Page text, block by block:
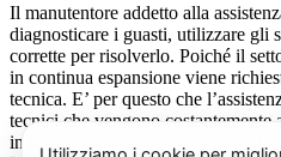
Il manutentore addetto alla
diagnosticare i guasti, utilizzare gli
corrette per risolverlo. Poiché il
in continua espansione viene
tecnica. E’ per questo che
tecnici che vengono
in maniera responsabile ed